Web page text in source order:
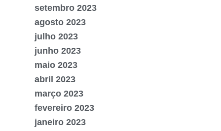
setembro 2023
agosto 2023
julho 2023
junho 2023
maio 2023
abril 2023
março 2023
fevereiro 2023
janeiro 2023